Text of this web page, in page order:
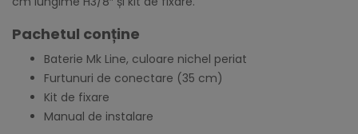
Pachetul conține
Baterie Mk Line, culoare nichel periat
Furtunuri de conectare (35 cm)
Kit de fixare
Manual de instalare